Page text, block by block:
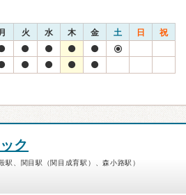
火 水 木 金 土 日 祝
ク
駅、関目駅（関目成育駅）、森小路駅）